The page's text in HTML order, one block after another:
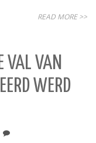
READ MORE >>
VAL VAN
WERD